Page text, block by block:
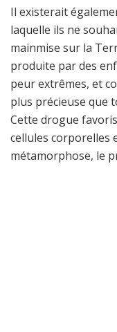
Il existerait
laquelle ils ne
mainmise sur la
produite par des
peur extrêmes, et
plus précieuse que
Cette drogue
cellules corporelles
métamorphose, le